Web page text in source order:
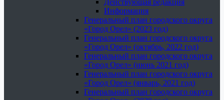
Действующая редакция
Информация
Генеральный план городского округа
«Город Орел» (2023 год)
Генеральный план городского округа
«Город Орел» (октябрь, 2022 год)
Генеральный план городского округа
«Город Орел» (июнь 2021 год)
Генеральный план городского округа
«Город Орел» (январь, 2021 год)
Генеральный план городского округа